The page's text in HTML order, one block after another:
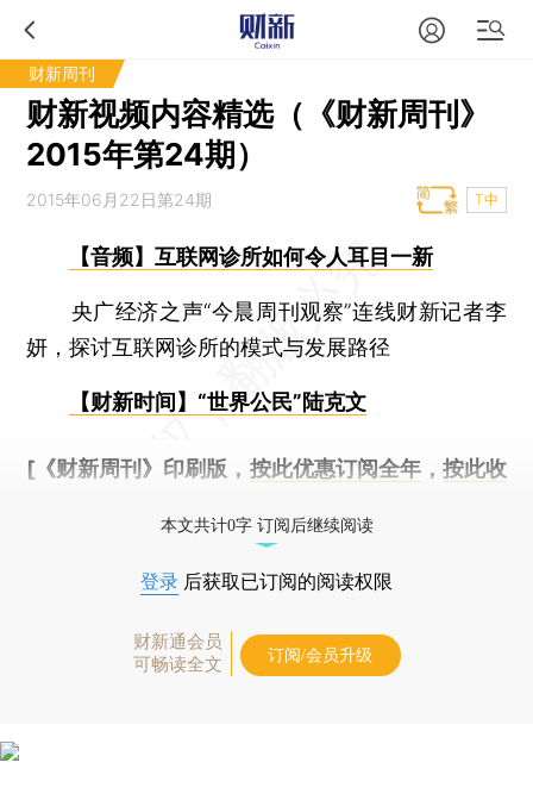
财新周刊
财新视频内容精选（《财新周刊》
2015年第24期）
2015年06月22日第24期 T中
【音频】互联网诊所如何令人耳目一新
央广经济之声“今晨周刊观察”连线财新记者李
妍，探讨互联网诊所的模式与发展路径
【财新时间】“世界公民”陆克文
[《财新周刊》印刷版， 按此优惠订阅全年， 按此收
本文共计0字 订阅后继续阅读
登录 后获取已订阅的阅读权限
财新通会员
可畅读全文
订阅/会员升级